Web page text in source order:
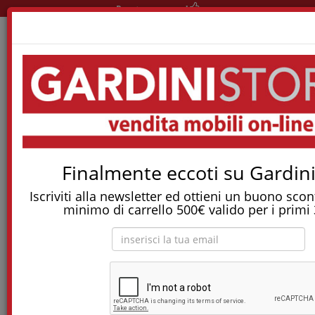
Finalmente eccoti su
Iscriviti alla newsletter ed ottieni un buono
minimo di carrello 500€ valido per i primi
Pronta consegna!
Materassi A Molle
Materasso Creed A Molle Interconnesse
Tostapane, tritatutto, aspirapolvere, friggitrice
e molti altri Elettrodomestici!
Materasso Creed a molle interconnesse